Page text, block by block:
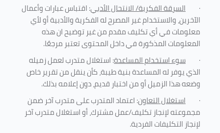
· السرقة الفكرية/ الانتحال الأدبي: اقتباس عبارات وأعمال
الآخرين، والاستخدام غير المصرح له الفكرية والأدبية أو لأي
معلومات في أي تكليف مقدم من غير توضيح ان هذه
المعلومات المذكورة في داخل المحتوى تعتبر مرجعًا.
· سوء استخدام المساعدة: استغلال متدرب لعمل زميله
الذي يوفر له المساعدة بنية طيبة، كأن ينقل من تقرير خاص
وضعه هذا الزميل أو من اختبار قديم، دون إعلامه بذلك.
· استغلال التعاون: اعتماد المتدرب على متدرب آخر ضمن
مجموعته لإنجاز تكليف/عمل مشترك، أو استغلال متدرب آخر
لإنجاز التكليفات الفردية.